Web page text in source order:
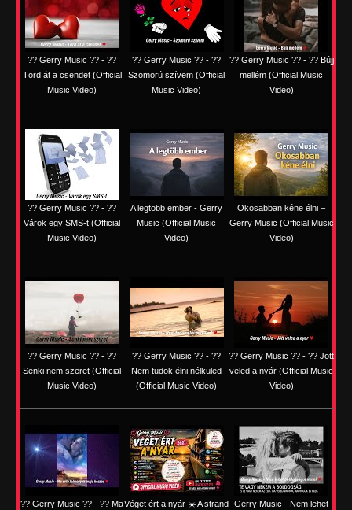
?? Gerry Music ?? - ??
Törd át a csendet (Official
Music Video)
?? Gerry Music ?? - ??
Szomorú szívem (Official
Music Video)
?? Gerry Music ?? - ?? Bújj
mellém (Official Music
Video)
?? Gerry Music ?? - ??
Várok egy SMS-t (Official
Music Video)
A legtöbb ember - Gerry
Music (Official Music
Video)
Okosabban kéne élni –
Gerry Music (Official Music
Video)
?? Gerry Music ?? - ??
Senki nem szeret (Official
Music Video)
?? Gerry Music ?? - ??
Nem tudok élni nélküled
(Official Music Video)
?? Gerry Music ?? - ?? Jött
veled a nyár (Official Music
Video)
?? Gerry Music ?? - ?? MaVéget ért a nyár ☀️ A strand
Gerry Music - Nem lehet